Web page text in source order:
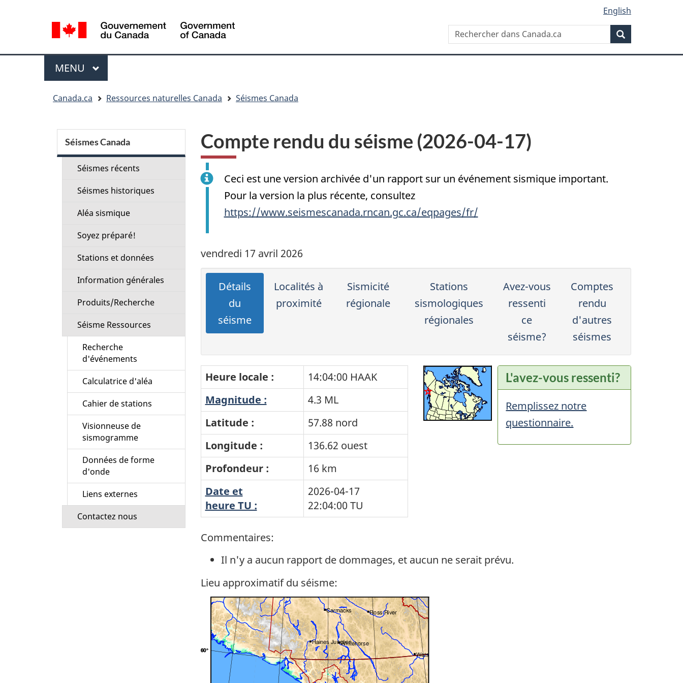
de
la
langue
English
Rechercher
Rechercher
dans
Canada.ca
Menu
MENU PRINCIPAL
Canada.ca Ressources naturelles Canada Séismes Canada
Compte rendu du séisme (2026-04-17)
Ceci est une version archivée d'un rapport sur un événement sismique important.
Pour la version la plus récente, consultez
https://www.seismescanada.rncan.gc.ca/eqpages/fr/
vendredi 17 avril 2026
Détails
du
séisme
Localités à
proximité
Sismicité
régionale
Stations
sismologiques
régionales
Avez-vous
ressenti
ce
séisme?
Comptes
rendu
d'autres
séismes
Heure locale :
14:04:00 HAAK
Magnitude :
4.3 ML
Latitude :
57.88 nord
Longitude :
136.62 ouest
Profondeur :
16 km
Date et
heure TU :
2026-04-17
22:04:00 TU
L'avez-vous ressenti?
Remplissez notre
questionnaire.
Commentaires:
Il n'y a aucun rapport de dommages, et aucun ne serait prévu.
Lieu approximatif du séisme:
Menu
de
la
section
Séismes Canada
Séismes récents
Séismes historiques
Aléa sismique
Soyez préparé!
Stations et données
Information générales
Produits/Recherche
Séisme Ressources
Recherche
d'événements
Calculatrice d'aléa
Cahier de stations
Visionneuse de
sismogramme
Données de forme
d'onde
Liens externes
Contactez nous